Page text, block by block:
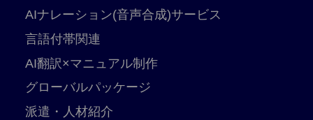
AIナレーション(音声合成)サービス
言語付帯関連
AI翻訳×マニュアル制作
グローバルパッケージ
派遣・人材紹介